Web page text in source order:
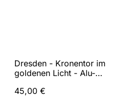
Dresden - Kronentor im
goldenen Licht - Alu-
45,00 €